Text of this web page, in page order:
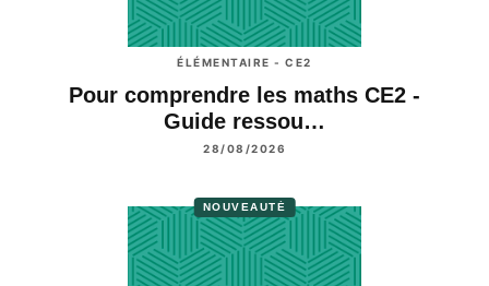
ÉLÉMENTAIRE - CE2
Pour comprendre les maths CE2 -
Guide ressou…
28/08/2026
NOUVEAUTÉ